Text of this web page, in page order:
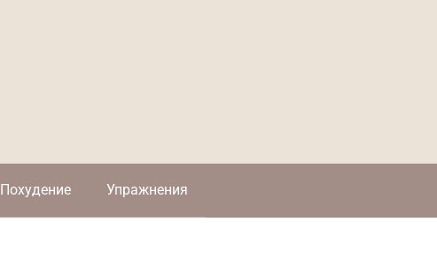
Похудение Упражнения